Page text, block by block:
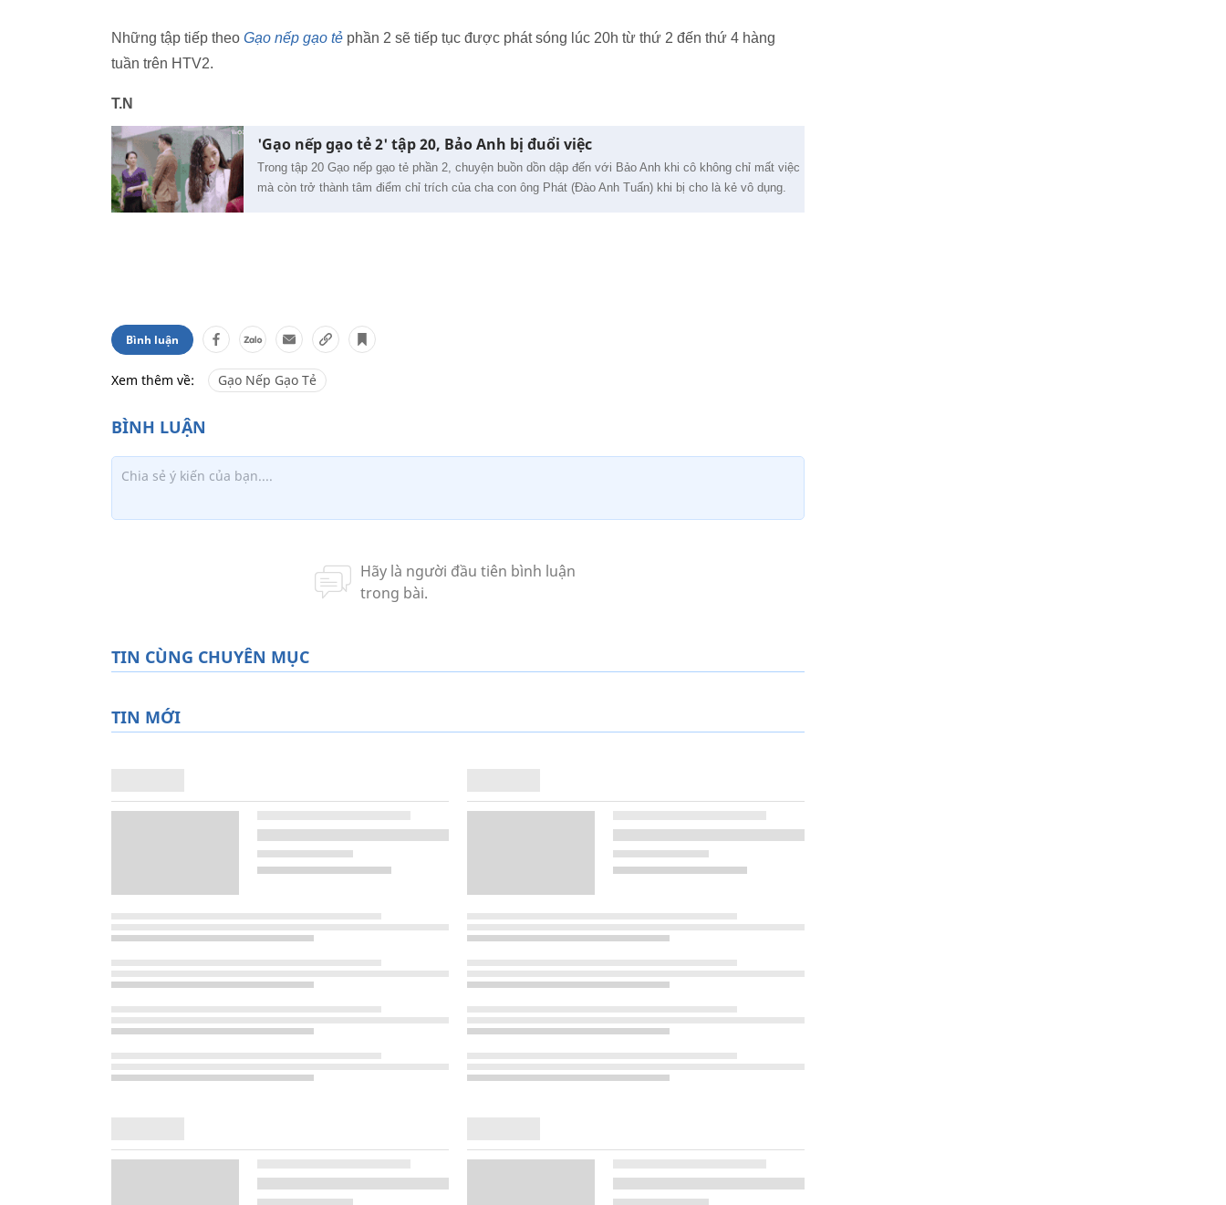
Những tập tiếp theo Gạo nếp gạo tẻ phần 2 sẽ tiếp tục được phát sóng lúc 20h từ thứ 2 đến thứ 4 hàng
tuần trên HTV2.
T.N
'Gạo nếp gạo tẻ 2' tập 20, Bảo Anh bị đuổi việc
Trong tập 20 Gạo nếp gạo tẻ phần 2, chuyện buồn dồn dập đến với Bảo Anh khi cô không chỉ mất việc
mà còn trở thành tâm điểm chỉ trích của cha con ông Phát (Đào Anh Tuấn) khi bị cho là kẻ vô dụng.
Bình luận
Xem thêm về: Gạo Nếp Gạo Tẻ
TIN CÙNG CHUYÊN MỤC
TIN MỚI